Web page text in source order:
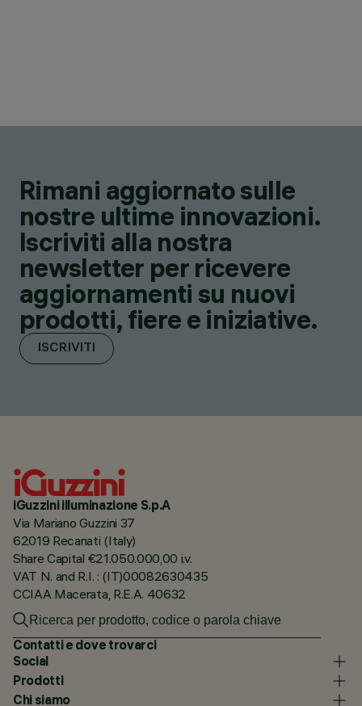
Rimani aggiornato sulle
nostre ultime innovazioni.
Iscriviti alla nostra
newsletter per ricevere
aggiornamenti su nuovi
prodotti, fiere e iniziative.
ISCRIVITI
iGuzzini illuminazione S.p.A
Via Mariano Guzzini 37
62019 Recanati (Italy)
Share Capital €21.050.000,00 i.v.
VAT N. and R.I. : (IT)00082630435
CCIAA Macerata, R.E.A. 40632
Contatti e dove trovarci
Social
Prodotti
Chi siamo